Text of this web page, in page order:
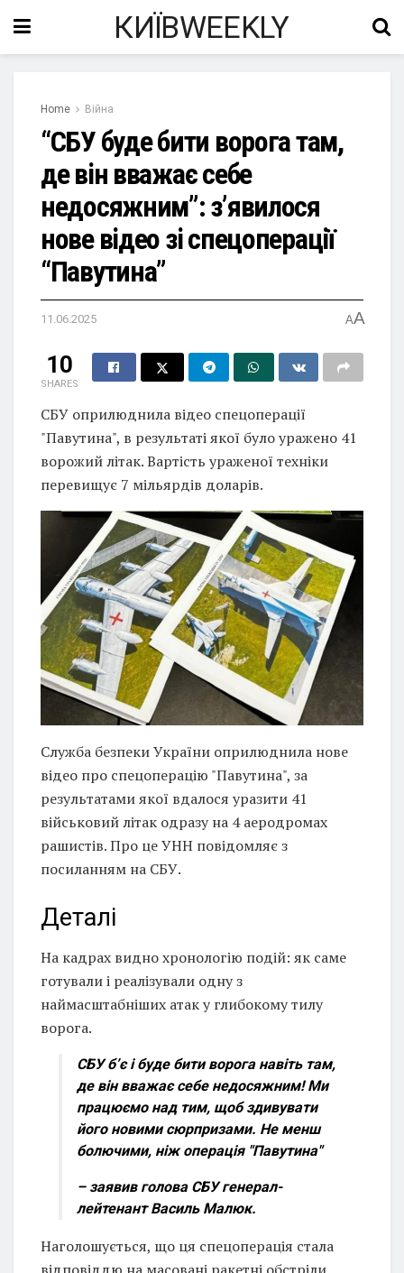
КИЇВWEEKLY
Home Війна
“СБУ буде бити ворога там,
де він вважає себе
недосяжним”: з’явилося
нове відео зі спецоперації
“Павутина”
11.06.2025 AA
10
SHARES
СБУ оприлюднила відео спецоперації
"Павутина", в результаті якої було уражено 41
ворожий літак. Вартість ураженої техніки
перевищує 7 мільярдів доларів.
Служба безпеки України оприлюднила нове
відео про спецоперацію "Павутина", за
результатами якої вдалося уразити 41
військовий літак одразу на 4 аеродромах
рашистів. Про це УНН повідомляє з
посиланням на СБУ.
Деталі
На кадрах видно хронологію подій: як саме
готували і реалізували одну з
наймасштабніших атак у глибокому тилу
ворога.
СБУ б’є і буде бити ворога навіть там,
де він вважає себе недосяжним! Ми
працюємо над тим, щоб здивувати
його новими сюрпризами. Не менш
болючими, ніж операція "Павутина"
– заявив голова СБУ генерал-
лейтенант Василь Малюк.
Наголошується, що ця спецоперація стала